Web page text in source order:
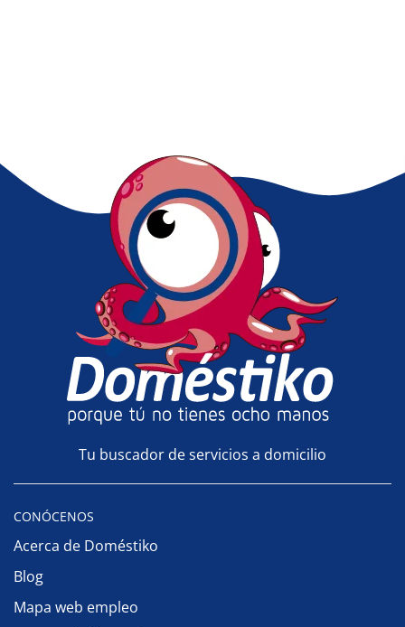
Tu buscador de servicios a domicilio
CONÓCENOS
Acerca de Doméstiko
Blog
Mapa web empleo